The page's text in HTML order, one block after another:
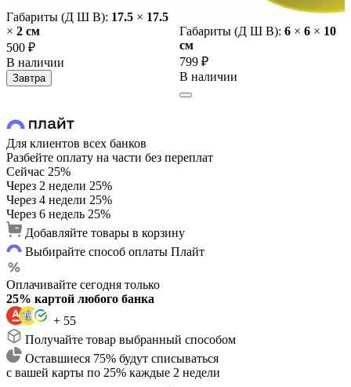
Габариты (Д Ш В): 17.5 × 17.5
× 2 cм
500 ₽
В наличии
Завтра
Габариты (Д Ш В): 6 × 6 × 10
cм
799 ₽
В наличии
Для клиентов всех банков
Разбейте оплату на части без переплат
Сейчас 25%
Через 2 недели 25%
Через 4 недели 25%
Через 6 недель 25%
Добавляйте товары в корзину
Выбирайте способ оплаты Плайт
Оплачивайте сегодня только
25% картой любого банка
+ 55
Получайте товар выбранный способом
Оставшиеся 75% будут списываться
с вашей карты по 25% каждые 2 недели